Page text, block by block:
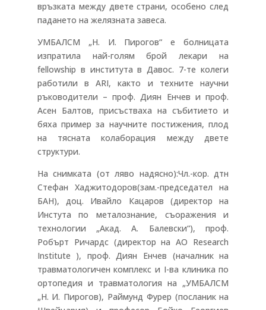
връзката между двете страни, особено след
падането на желязната завеса.
УМБАЛСМ „Н. И. Пирогов“ е болницата
изпратила най-голям брой лекари на
fellowship в института в Давос. 7-те колеги
работили в ARI, както и техните научни
ръководители – проф. Диян Енчев и проф.
Асен Балтов, присъстваха на събитието и
бяха пример за научните постижения, плод
на тясната колаборация между двете
структури.
На снимката (от ляво надясно):Чл.-кор. дтн
Стефан Хаджитодоров(зам.-председател на
БАН), доц. Ивайло Кацаров (директор на
Инстута по металознание, съоражения и
технологии „Акад. А. Балевски“), проф.
Робърт Ричардс (директор на АО Research
Institute ), проф. Диян Енчев (началник на
травматологичен комплекс и I-ва клиника по
ортопедия и травматология на „УМБАЛСМ
„Н. И. Пирогов), Раймунд Фурер (посланик на